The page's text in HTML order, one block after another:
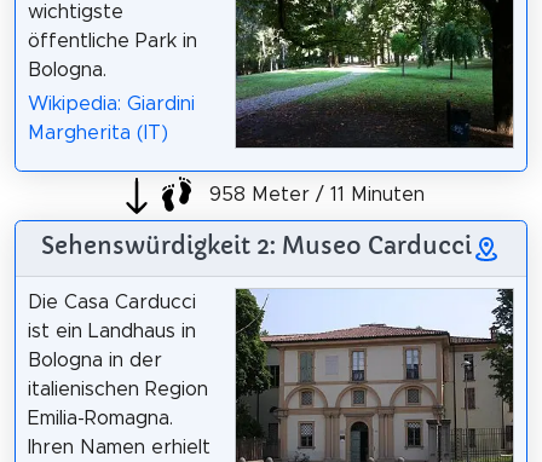
wichtigste
öffentliche Park in
Bologna.
Wikipedia: Giardini
Margherita (IT)
958 Meter / 11 Minuten
Sehenswürdigkeit 2: Museo Carducci
Die Casa Carducci
ist ein Landhaus in
Bologna in der
italienischen Region
Emilia-Romagna.
Ihren Namen erhielt